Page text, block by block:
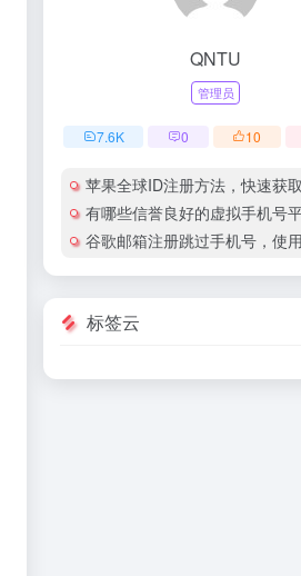
QNTU
管理员
7.6K 0 10
苹果全球ID注册方法，快速获取美国地区
有哪些信誉良好的虚拟手机号平台？有哪些平台提供国际虚拟手
谷歌邮箱注册跳过手机号，使用虚拟手机号注册谷歌邮
标签云